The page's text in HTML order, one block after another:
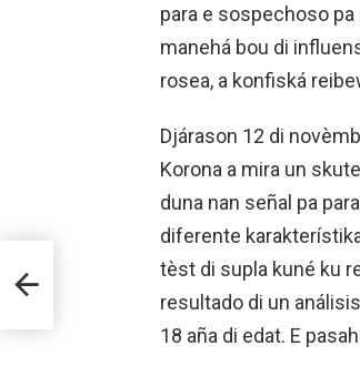
para e sospechoso
manehá bou di
rosea, a konfiská
Djárason 12 di
Korona a mira un
duna nan señal pa
diferente
tèst di supla kuné ku
resultado di un
18 aña di edat. E
NO